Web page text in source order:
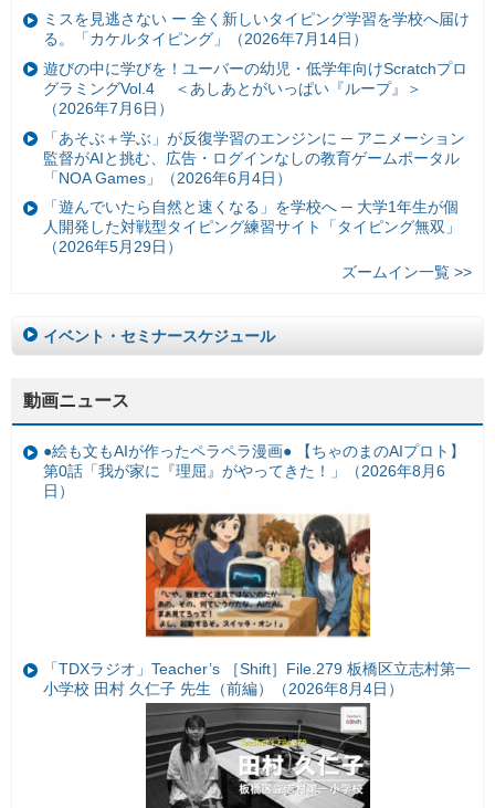
ミスを見逃さない ー 全く新しいタイピング学習を学校へ届け
る。「カケルタイピング」（2026年7月14日）
遊びの中に学びを！ユーバーの幼児・低学年向けScratchプロ
グラミングVol.4 ＜あしあとがいっぱい『ループ』＞
（2026年7月6日）
「あそぶ＋学ぶ」が反復学習のエンジンに ─ アニメーション
監督がAIと挑む、広告・ログインなしの教育ゲームポータル
「NOA Games」（2026年6月4日）
「遊んでいたら自然と速くなる」を学校へ ─ 大学1年生が個
人開発した対戦型タイピング練習サイト「タイピング無双」
（2026年5月29日）
ズームイン一覧 >>
イベント・セミナースケジュール
動画ニュース
●絵も文もAIが作ったペラペラ漫画● 【ちゃのまのAIプロト】
第0話「我が家に『理屈』がやってきた！」（2026年8月6
日）
「TDXラジオ」Teacher’s ［Shift］File.279 板橋区立志村第一
小学校 田村 久仁子 先生（前編）（2026年8月4日）